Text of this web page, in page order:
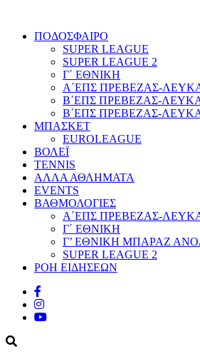
ΠΟΔΟΣΦΑΙΡΟ
SUPER LEAGUE
SUPER LEAGUE 2
Γ΄ ΕΘΝΙΚΗ
Α΄ΕΠΣ ΠΡΕΒΕΖΑΣ-
Β΄ΕΠΣ ΠΡΕΒΕΖΑΣ-
Β΄ΕΠΣ ΠΡΕΒΕΖΑΣ-
ΜΠΑΣΚΕΤ
EUROLEAGUE
ΒΟΛΕΪ
TENNIS
ΑΛΛΑ ΑΘΛΗΜΑΤΑ
EVENTS
ΒΑΘΜΟΛΟΓΙΕΣ
Α΄ΕΠΣ ΠΡΕΒΕΖΑΣ-
Γ΄ ΕΘΝΙΚΗ
Γ’ ΕΘΝΙΚΗ ΜΠΑΡΑΖ
SUPER LEAGUE 2
ΡΟΗ ΕΙΔΗΣΕΩΝ